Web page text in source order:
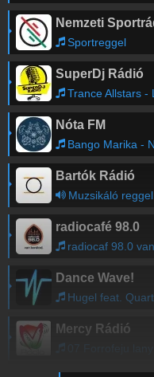
Nemzeti
Sportreggel
SuperDj Rádió
Trance Allstars -
Nóta FM
Bango Marika -
Bartók Rádió
Muzsikáló reggel
radiocafé 98.0
radiocaf 98.0
Dance Wave!
Hugel feat.
Mercy Rádió